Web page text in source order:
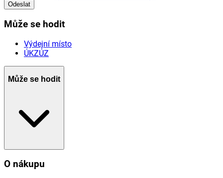
Odeslat
Může se hodit
Výdejní místo
ÚKZÚZ
Může se hodit
O nákupu